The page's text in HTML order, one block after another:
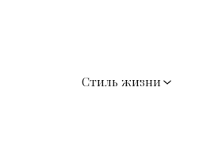
Стиль жизни